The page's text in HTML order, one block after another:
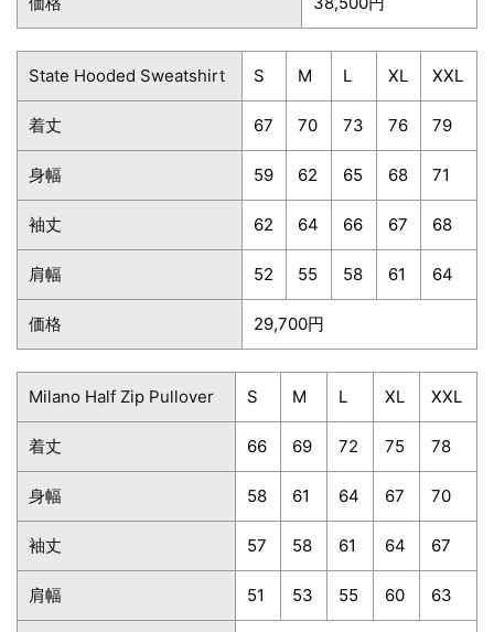
State Hooded Sweatshirt S M L XL XXL
着丈 67 70 73 76 79
身幅 59 62 65 68 71
袖丈 62 64 66 67 68
肩幅 52 55 58 61 64
価格 29,700円
Milano Half Zip Pullover S M L XL XXL
着丈 66 69 72 75 78
身幅 58 61 64 67 70
袖丈 57 58 61 64 67
肩幅 51 53 55 60 63